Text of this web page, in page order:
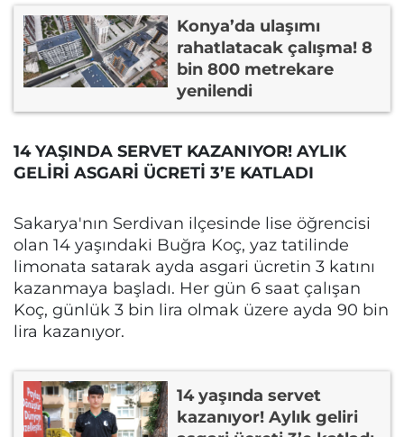
Konya’da ulaşımı
rahatlatacak çalışma! 8
bin 800 metrekare
yenilendi
14 YAŞINDA SERVET KAZANIYOR! AYLIK
GELİRİ ASGARİ ÜCRETİ 3’E KATLADI
Sakarya'nın Serdivan ilçesinde lise öğrencisi
olan 14 yaşındaki Buğra Koç, yaz tatilinde
limonata satarak ayda asgari ücretin 3 katını
kazanmaya başladı. Her gün 6 saat çalışan
Koç, günlük 3 bin lira olmak üzere ayda 90 bin
lira kazanıyor.
14 yaşında servet
kazanıyor! Aylık geliri